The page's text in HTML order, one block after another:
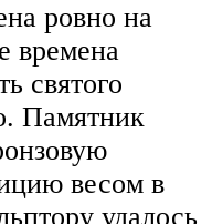
ровно на
времена
святого
Памятник
весом в
удалось